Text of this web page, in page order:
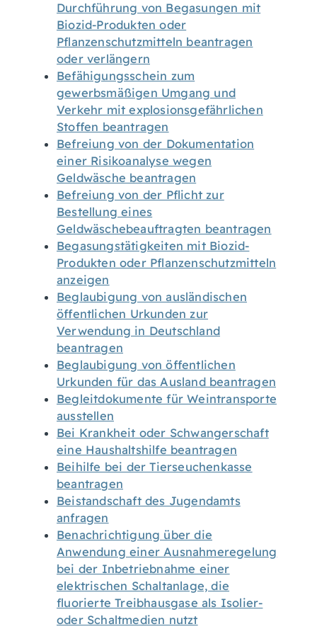
Durchführung von Begasungen mit
Biozid-Produkten oder
Pflanzenschutzmitteln beantragen
oder verlängern
Befähigungsschein zum
gewerbsmäßigen Umgang und
Verkehr mit explosionsgefährlichen
Stoffen beantragen
Befreiung von der Dokumentation
einer Risikoanalyse wegen
Geldwäsche beantragen
Befreiung von der Pflicht zur
Bestellung eines
Geldwäschebeauftragten beantragen
Begasungstätigkeiten mit Biozid-
Produkten oder Pflanzenschutzmitteln
anzeigen
Beglaubigung von ausländischen
öffentlichen Urkunden zur
Verwendung in Deutschland
beantragen
Beglaubigung von öffentlichen
Urkunden für das Ausland beantragen
Begleitdokumente für Weintransporte
ausstellen
Bei Krankheit oder Schwangerschaft
eine Haushaltshilfe beantragen
Beihilfe bei der Tierseuchenkasse
beantragen
Beistandschaft des Jugendamts
anfragen
Benachrichtigung über die
Anwendung einer Ausnahmeregelung
bei der Inbetriebnahme einer
elektrischen Schaltanlage, die
fluorierte Treibhausgase als Isolier-
oder Schaltmedien nutzt